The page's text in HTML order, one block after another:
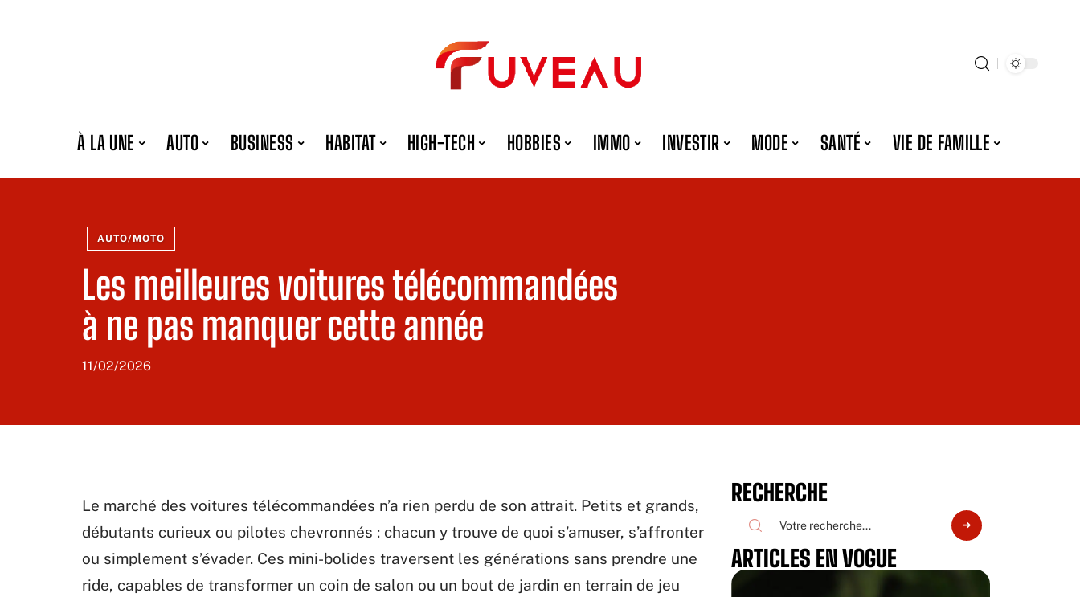
À LA UNE AUTO BUSINESS HABITAT HIGH-TECH HOBBIES IMMO INVESTIR MODE SANTÉ VIE DE FAMILLE
AUTO/MOTO
Les meilleures voitures télécommandées
à ne pas manquer cette année
11/02/2026
Le marché des voitures télécommandées n’a rien perdu de son attrait. Petits et grands,
débutants curieux ou pilotes chevronnés : chacun y trouve de quoi s’amuser, s’affronter
ou simplement s’évader. Ces mini-bolides traversent les générations sans prendre une
ride, capables de transformer un coin de salon ou un bout de jardin en terrain de jeu
RECHERCHE
ARTICLES EN VOGUE